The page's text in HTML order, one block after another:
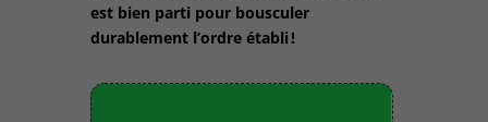
est bien parti pour bousculer
durablement l’ordre établi !